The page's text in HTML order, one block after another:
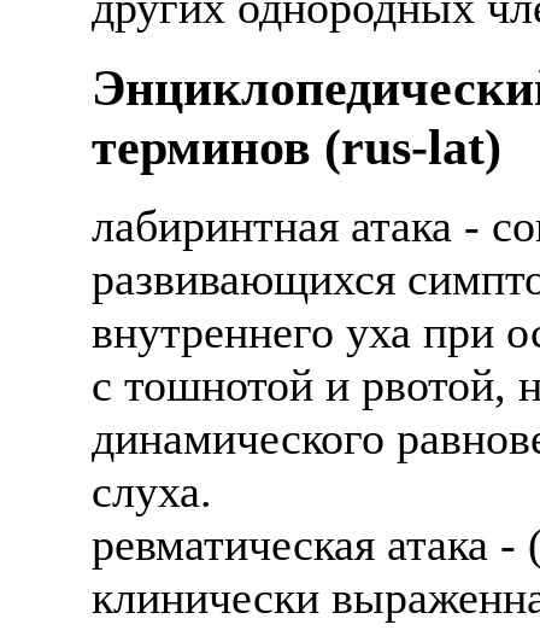
терминов (rus-lat)
лабиринтная атака -
развивающихся
внутреннего уха при
с тошнотой и рвотой,
динамического
слуха.
ревматическая атака
клинически